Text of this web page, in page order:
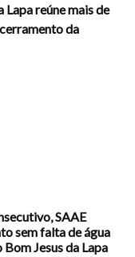
Lapa reúne mais de
da
SAAE
sem falta de água
Jesus da Lapa